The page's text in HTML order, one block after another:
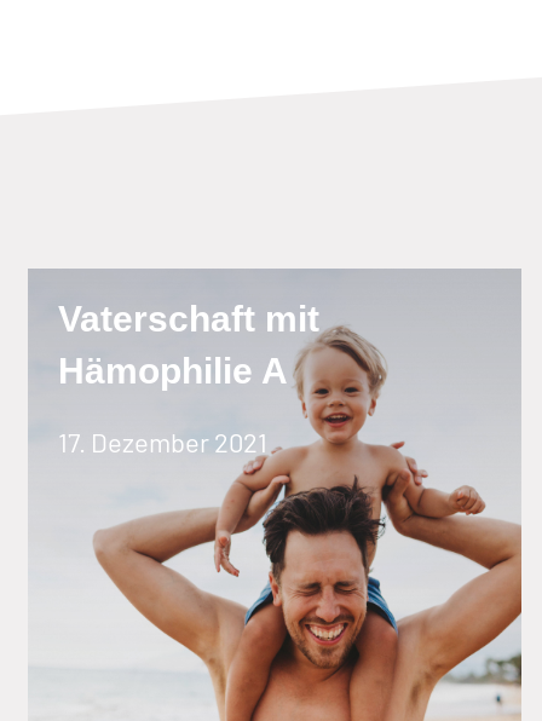
Vaterschaft mit
Hämophilie A
17. Dezember 2021